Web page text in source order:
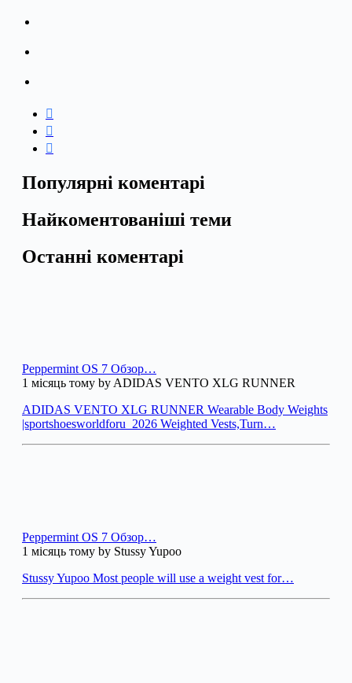
Популярні коментарі
Найкоментованіші теми
Останні коментарі
Peppermint OS 7 Обзор…
1 місяць тому by ADIDAS VENTO XLG RUNNER
ADIDAS VENTO XLG RUNNER Wearable Body Weights
|sportshoesworldforu_2026 Weighted Vests,Turn…
Peppermint OS 7 Обзор…
1 місяць тому by Stussy Yupoo
Stussy Yupoo Most people will use a weight vest for…